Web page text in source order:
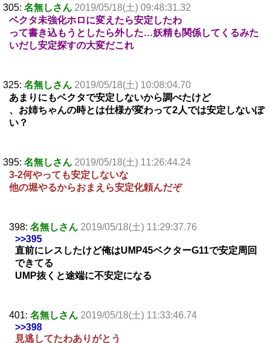
305: 名無しさん 2019/05/18(土) 09:48:31.32
ベクタ未強化ホロに変えたら安定したわ
って書き込もうとしたら外した…妖精も関係してくるみた
いだし安定探すの大変だこれ
325: 名無しさん 2019/05/18(土) 10:08:04.70
あまりにもベクタで安定しないから調べたけど
、お姉ちゃんの時とは仕様が変わって2人では安定しないぽ
い？
395: 名無しさん 2019/05/18(土) 11:26:44.24
3-2何やっても安定しないな
他の堀やるからおまえら安定化頼んだぞ
398: 名無しさん 2019/05/18(土) 11:29:37.76
>>395
直前にレスしたけど俺はUMP45ベクターG11で安定周回
できてる
UMP抜くと途端に不安定になる
401: 名無しさん 2019/05/18(土) 11:33:46.74
>>398
見逃してたわありがとう